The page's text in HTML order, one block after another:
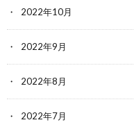
2022年10月
2022年9月
2022年8月
2022年7月